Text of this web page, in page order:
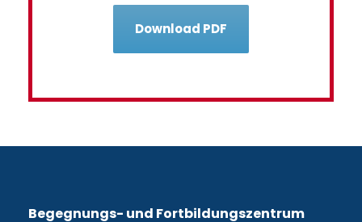
Download PDF
Begegnungs- und Fortbildungszentrum